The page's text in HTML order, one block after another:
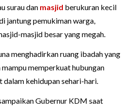
surau dan masjid berukuran kecil
jantung pemukiman warga,
masjid besar yang megah.
menghadirkan ruang ibadah yang
memperkuat hubungan
kehidupan sehari-hari.
Gubernur KDM saat